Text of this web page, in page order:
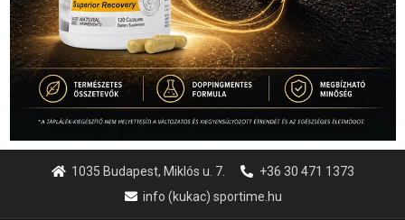
1035 Budapest, Miklós u. 7.
+36 30 471 1373
info (kukac) sportime.hu